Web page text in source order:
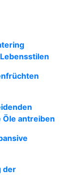
antreiben
der